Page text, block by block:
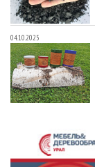
04.10.2025